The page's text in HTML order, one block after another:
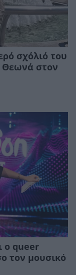
σχόλιό του
Θεωνά στον
ο queer
τον μουσικό